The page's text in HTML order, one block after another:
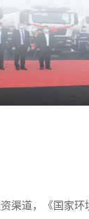
渠道，《国家